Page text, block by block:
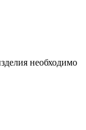
необходимо